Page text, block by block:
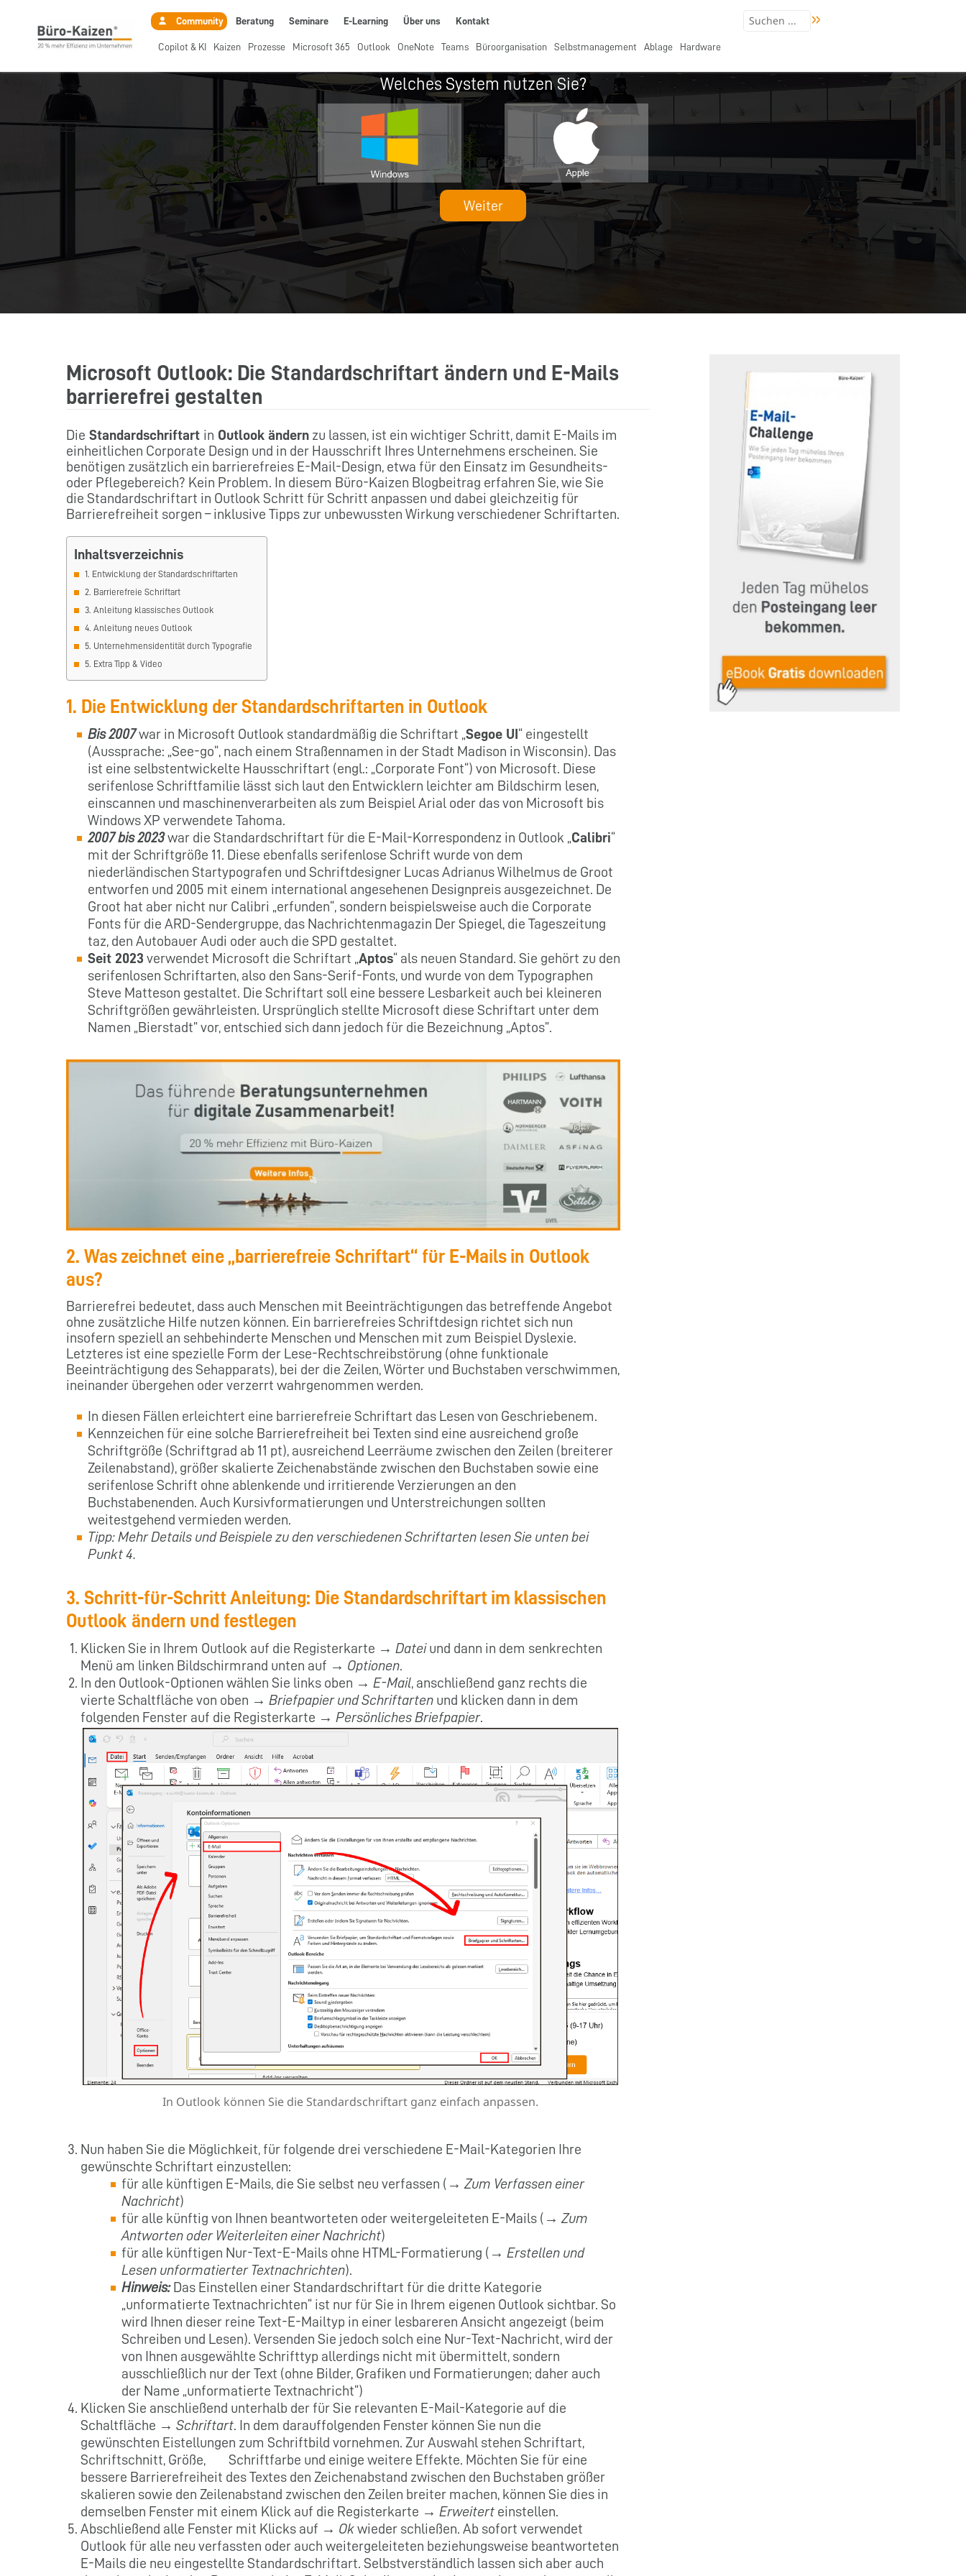
Community Beratung Seminare E-Learning Über uns Kontakt
Copilot & KI Kaizen Prozesse Microsoft 365 Outlook OneNote Teams Büroorganisation Selbstmanagement Ablage Hardware
Welches System nutzen Sie?
Weiter
Microsoft Outlook: Die Standardschriftart ändern und E-Mails
barrierefrei gestalten
Die Standardschriftart in Outlook ändern zu lassen, ist ein wichtiger Schritt, damit E-Mails im
einheitlichen Corporate Design und in der Hausschrift Ihres Unternehmens erscheinen. Sie
benötigen zusätzlich ein barrierefreies E-Mail-Design, etwa für den Einsatz im Gesundheits-
oder Pflegebereich? Kein Problem. In diesem Büro-Kaizen Blogbeitrag erfahren Sie, wie Sie
die Standardschriftart in Outlook Schritt für Schritt anpassen und dabei gleichzeitig für
Barrierefreiheit sorgen – inklusive Tipps zur unbewussten Wirkung verschiedener Schriftarten.
Inhaltsverzeichnis
1. Entwicklung der Standardschriftarten
2. Barrierefreie Schriftart
3. Anleitung klassisches Outlook
4. Anleitung neues Outlook
5. Unternehmensidentität durch Typografie
5. Extra Tipp & Video
1. Die Entwicklung der Standardschriftarten in Outlook
Bis 2007war in Microsoft Outlook standardmäßig die Schriftart „ Segoe UI“ eingestellt
(Aussprache: „See-go“, nach einem Straßennamen in der Stadt Madison in Wisconsin). Das
ist eine selbstentwickelte Hausschriftart (engl.: „Corporate Font“) von Microsoft. Diese
serifenlose Schriftfamilie lässt sich laut den Entwicklern leichter am Bildschirm lesen,
einscannen und maschinenverarbeiten als zum Beispiel Arial oder das von Microsoft bis
Windows XP verwendete Tahoma.
2007 bis 2023war die Standardschriftart für die E-Mail-Korrespondenz in Outlook „ Calibri“
mit der Schriftgröße 11. Diese ebenfalls serifenlose Schrift wurde von dem
niederländischen Startypografen und Schriftdesigner Lucas Adrianus Wilhelmus de Groot
entworfen und 2005 mit einem international angesehenen Designpreis ausgezeichnet. De
Groot hat aber nicht nur Calibri „erfunden“, sondern beispielsweise auch die Corporate
Fonts für die ARD-Sendergruppe, das Nachrichtenmagazin Der Spiegel, die Tageszeitung
taz, den Autobauer Audi oder auch die SPD gestaltet.
Seit 2023 verwendet Microsoft die Schriftart „ Aptos“ als neuen Standard. Sie gehört zu den
serifenlosen Schriftarten, also den Sans-Serif-Fonts, und wurde von dem Typographen
Steve Matteson gestaltet. Die Schriftart soll eine bessere Lesbarkeit auch bei kleineren
Schriftgrößen gewährleisten. Ursprünglich stellte Microsoft diese Schriftart unter dem
Namen „Bierstadt” vor, entschied sich dann jedoch für die Bezeichnung „Aptos”.
2. Was zeichnet eine „barrierefreie Schriftart“ für E-Mails in Outlook
aus?
Barrierefrei bedeutet, dass auch Menschen mit Beeinträchtigungen das betreffende Angebot
ohne zusätzliche Hilfe nutzen können. Ein barrierefreies Schriftdesign richtet sich nun
insofern speziell an sehbehinderte Menschen und Menschen mit zum Beispiel Dyslexie.
Letzteres ist eine spezielle Form der Lese-Rechtschreibstörung (ohne funktionale
Beeinträchtigung des Sehapparats), bei der die Zeilen, Wörter und Buchstaben verschwimmen,
ineinander übergehen oder verzerrt wahrgenommen werden.
In diesen Fällen erleichtert eine barrierefreie Schriftart das Lesen von Geschriebenem.
Kennzeichen für eine solche Barrierefreiheit bei Texten sind eine ausreichend große
Schriftgröße (Schriftgrad ab 11 pt), ausreichend Leerräume zwischen den Zeilen (breiterer
Zeilenabstand), größer skalierte Zeichenabstände zwischen den Buchstaben sowie eine
serifenlose Schrift ohne ablenkende und irritierende Verzierungen an den
Buchstabenenden. Auch Kursivformatierungen und Unterstreichungen sollten
weitestgehend vermieden werden.
Tipp: Mehr Details und Beispiele zu den verschiedenen Schriftarten lesen Sie unten bei
Punkt 4.
3. Schritt-für-Schritt Anleitung: Die Standardschriftart im klassischen
Outlook ändern und festlegen
Klicken Sie in Ihrem Outlook auf die Registerkarte → Dateiund dann in dem senkrechten
Menü am linken Bildschirmrand unten auf → Optionen.
In den Outlook-Optionen wählen Sie links oben → E-Mail, anschließend ganz rechts die
vierte Schaltfläche von oben → Briefpapier und Schriftarten und klicken dann in dem
folgenden Fenster auf die Registerkarte → Persönliches Briefpapier.
In Outlook können Sie die Standardschriftart ganz einfach anpassen.
Nun haben Sie die Möglichkeit, für folgende drei verschiedene E-Mail-Kategorien Ihre
gewünschte Schriftart einzustellen:
für alle künftigen E-Mails, die Sie selbst neu verfassen (→ Zum Verfassen einer
Nachricht)
für alle künftig von Ihnen beantworteten oder weitergeleiteten E-Mails (→ Zum
Antworten oder Weiterleiten einer Nachricht)
für alle künftigen Nur-Text-E-Mails ohne HTML-Formatierung (→ Erstellen und
Lesen unformatierter Textnachrichten).
Hinweis:Das Einstellen einer Standardschriftart für die dritte Kategorie
„unformatierte Textnachrichten“ ist nur für Sie in Ihrem eigenen Outlook sichtbar. So
wird Ihnen dieser reine Text-E-Mailtyp in einer lesbareren Ansicht angezeigt (beim
Schreiben und Lesen). Versenden Sie jedoch solch eine Nur-Text-Nachricht, wird der
von Ihnen ausgewählte Schrifttyp allerdings nicht mit übermittelt, sondern
ausschließlich nur der Text (ohne Bilder, Grafiken und Formatierungen; daher auch
der Name „unformatierte Textnachricht“)
Klicken Sie anschließend unterhalb der für Sie relevanten E-Mail-Kategorie auf die
Schaltfläche → Schriftart . In dem darauffolgenden Fenster können Sie nun die
gewünschten Eistellungen zum Schriftbild vornehmen. Zur Auswahl stehen Schriftart,
Schriftschnitt, Größe, Schriftfarbe und einige weitere Effekte. Möchten Sie für eine
bessere Barrierefreiheit des Textes den Zeichenabstand zwischen den Buchstaben größer
skalieren sowie den Zeilenabstand zwischen den Zeilen breiter machen, können Sie dies in
demselben Fenster mit einem Klick auf die Registerkarte → Erweitert einstellen.
Abschließend alle Fenster mit Klicks auf → Ok wieder schließen. Ab sofort verwendet
Outlook für alle neu verfassten oder auch weitergeleiteten beziehungsweise beantworteten
E-Mails die neu eingestellte Standardschriftart. Selbstverständlich lassen sich aber auch